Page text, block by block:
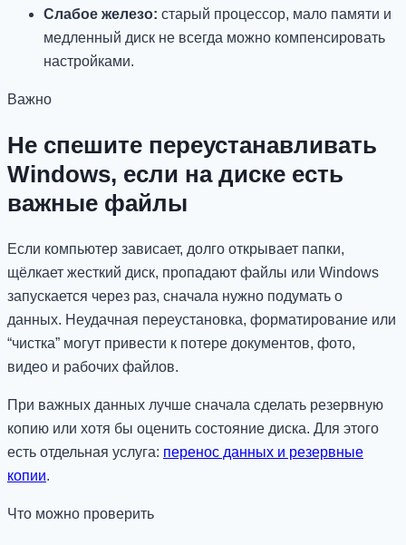
Слабое железо: старый процессор, мало памяти и
медленный диск не всегда можно компенсировать
настройками.
Важно
Не спешите переустанавливать
Windows, если на диске есть
важные файлы
Если компьютер зависает, долго открывает папки,
щёлкает жесткий диск, пропадают файлы или Windows
запускается через раз, сначала нужно подумать о
данных. Неудачная переустановка, форматирование или
“чистка” могут привести к потере документов, фото,
видео и рабочих файлов.
При важных данных лучше сначала сделать резервную
копию или хотя бы оценить состояние диска. Для этого
есть отдельная услуга: перенос данных и резервные
копии.
Что можно проверить